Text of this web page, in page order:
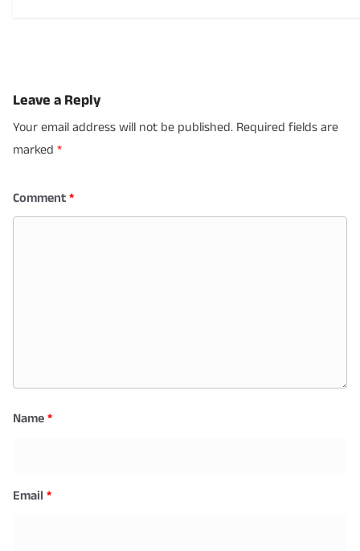
Leave a Reply
Your email address will not be published. Required fields are
marked *
Comment*
Name*
Email *